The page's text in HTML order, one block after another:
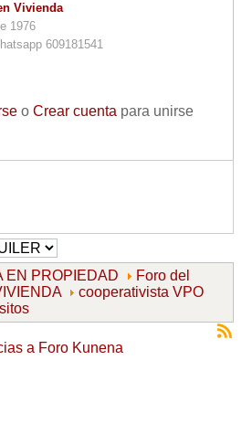
Vivienda
1976
609181541
o Crear cuenta para unirse
EN PROPIEDAD
Foro del
cooperativista VPO
a Foro Kunena